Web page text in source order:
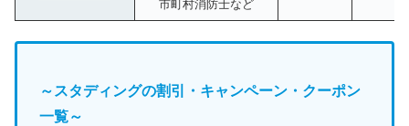
市町村消防士など
～スタディングの割引・キャンペーン・クーポン
一覧～